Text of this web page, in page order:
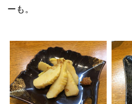
ーも。